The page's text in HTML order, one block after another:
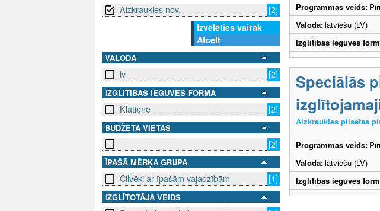
Aizkraukles nov.
[2]
Izvēlēties vairāk
Atcelt
VALODA
lv [2]
IZGLĪTĪBAS IEGUVES FORMA
Klātiene [2]
BUDŽETA VIETAS
[2]
ĪPAŠĀ MĒRĶA GRUPA
Cilvēki ar īpašām vajadzībām [1]
IZGLĪTOTĀJA VEIDS
Programmas veids:
Valoda:latviešu (LV)
Izglītības ieguves
Speciālās
Aizkraukles pilsētas
Programmas veids:
Valoda:latviešu (LV)
Izglītības ieguves